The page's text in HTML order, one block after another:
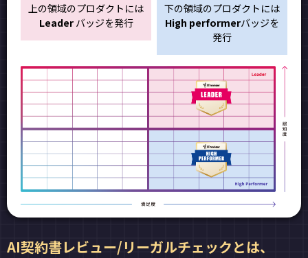
上の領域のプロダクトには
Leaderバッジを発行
下の領域のプロダクトには
High performerバッジを
発行
AI契約書レビュー/リーガルチェックとは、